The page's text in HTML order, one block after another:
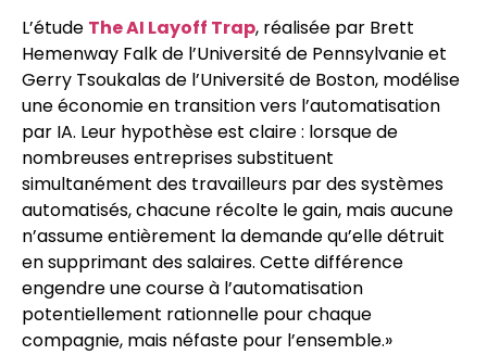
L’étude The AI Layoff Trap, réalisée par Brett
Hemenway Falk de l’Université de Pennsylvanie et
Gerry Tsoukalas de l’Université de Boston, modélise
une économie en transition vers l’automatisation
par IA. Leur hypothèse est claire : lorsque de
nombreuses entreprises substituent
simultanément des travailleurs par des systèmes
automatisés, chacune récolte le gain, mais aucune
n’assume entièrement la demande qu’elle détruit
en supprimant des salaires. Cette différence
engendre une course à l’automatisation
potentiellement rationnelle pour chaque
compagnie, mais néfaste pour l’ensemble.»